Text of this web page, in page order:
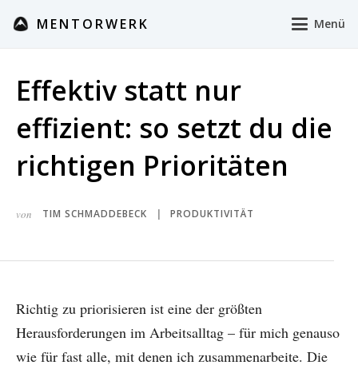
MENTORWERK Menü
Effektiv statt nur
effizient: so setzt du die
richtigen Prioritäten
von TIM SCHMADDEBECK PRODUKTIVITÄT
Richtig zu priorisieren ist eine der größten
Herausforderungen im Arbeitsalltag – für mich genauso
wie für fast alle, mit denen ich zusammenarbeite. Die